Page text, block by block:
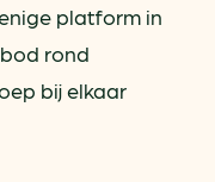
platform in
rond
bij elkaar